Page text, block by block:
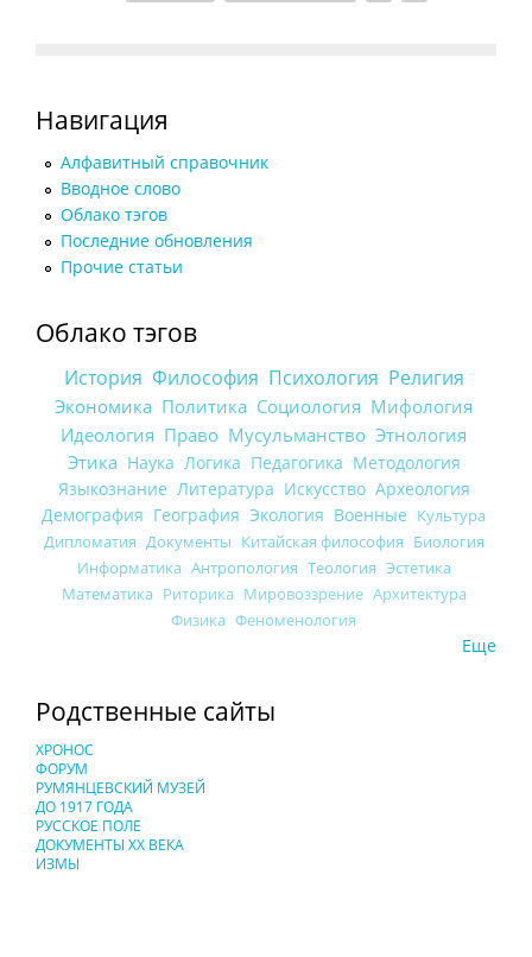
Навигация
Алфавитный справочник
Вводное слово
Облако тэгов
Последние обновления
Прочие статьи
Облако тэгов
История Философия Психология Религия
Экономика Политика Социология Мифология
Идеология Право Мусульманство Этнология
Этика Наука Логика Педагогика Методология
Языкознание Литература Искусство Археология
Демография География Экология Военные Культура
Дипломатия Документы Китайская философия Биология
Информатика Антропология Теология Эстетика
Математика Риторика Мировоззрение Архитектура
Физика Феноменология
Еще
Родственные сайты
ХРОНОС
ФОРУМ
РУМЯНЦЕВСКИЙ МУЗЕЙ
ДО 1917 ГОДА
РУССКОЕ ПОЛЕ
ДОКУМЕНТЫ XX ВЕКА
ИЗМЫ